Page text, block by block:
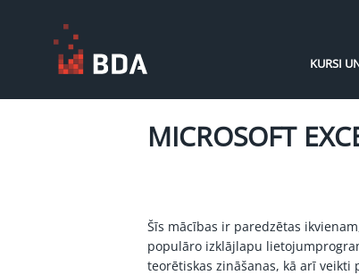
KURSI
MICROSOFT
Šīs mācības ir paredzētas
populāro izklājlapu
teorētiskas zināšanas, kā arī